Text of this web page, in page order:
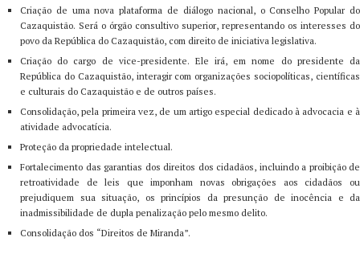
Criação de uma nova plataforma de diálogo nacional, o Conselho Popular do
Cazaquistão. Será o órgão consultivo superior, representando os interesses do
povo da República do Cazaquistão, com direito de iniciativa legislativa.
Criação do cargo de vice-presidente. Ele irá, em nome do presidente da
República do Cazaquistão, interagir com organizações sociopolíticas, científicas
e culturais do Cazaquistão e de outros países.
Consolidação, pela primeira vez, de um artigo especial dedicado à advocacia e à
atividade advocatícia.
Proteção da propriedade intelectual.
Fortalecimento das garantias dos direitos dos cidadãos, incluindo a proibição de
retroatividade de leis que imponham novas obrigações aos cidadãos ou
prejudiquem sua situação, os princípios da presunção de inocência e da
inadmissibilidade de dupla penalização pelo mesmo delito.
Consolidação dos “Direitos de Miranda”.